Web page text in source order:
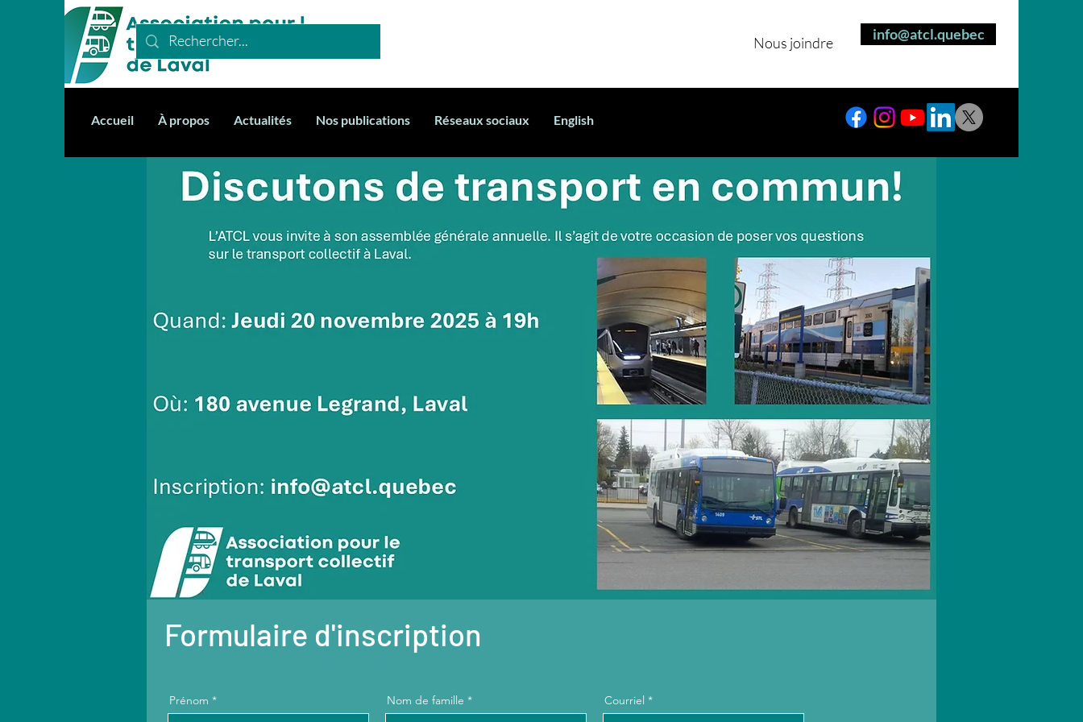
Nous joindre info@atcl.quebec
Accueil À propos Actualités Nos publications Réseaux sociaux English
Formulaire d'inscription
Prénom Nom de famille Courriel